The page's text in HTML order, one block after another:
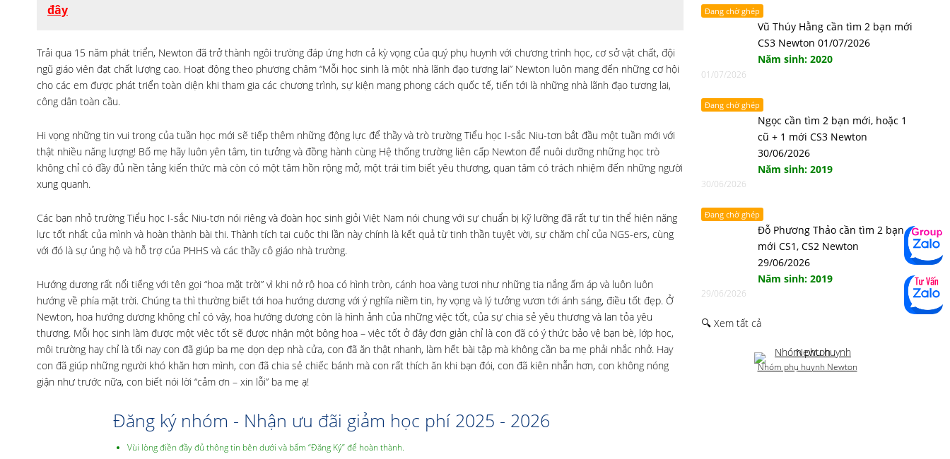
đây
Trải qua 15 năm phát triển, Newton đã trở thành ngôi trường đáp ứng hơn cả kỳ vọng của quý phụ huynh với chương trình học, cơ sở vật chất, đội
ngũ giáo viên đạt chất lượng cao. Hoạt động theo phương châm “Mỗi học sinh là một nhà lãnh đạo tương lai” Newton luôn mang đến những cơ hội
cho các em được phát triển toàn diện khi tham gia các chương trình, sự kiện mang phong cách quốc tế, tiến tới là những nhà lãnh đạo tương lai,
công dân toàn cầu.
Hi vọng những tin vui trong của tuần học mới sẽ tiếp thêm những động lực để thầy và trò trường Tiểu học I-sắc Niu-tơn bắt đầu một tuần mới với
thật nhiều năng lượng! Bố mẹ hãy luôn yên tâm, tin tưởng và đồng hành cùng Hệ thống trường liên cấp Newton để nuôi dưỡng những học trò
không chỉ có đầy đủ nền tảng kiến thức mà còn có một tâm hồn rộng mở, một trái tim biết yêu thương, quan tâm có trách nhiệm đến những người
xung quanh.
Các bạn nhỏ trường Tiểu học I-sắc Niu-tơn nói riêng và đoàn học sinh giỏi Việt Nam nói chung với sự chuẩn bị kỹ lưỡng đã rất tự tin thể hiện năng
lực tốt nhất của mình và hoàn thành bài thi. Thành tích tại cuộc thi lần này chính là kết quả từ tinh thần tuyệt vời, sự chăm chỉ của NGS-ers, cùng
với đó là sự ủng hộ và hỗ trợ của PHHS và các thầy cô giáo nhà trường.
Hướng dương rất nổi tiếng với tên gọi “hoa mặt trời” vì khi nở rộ hoa có hình tròn, cánh hoa vàng tươi như những tia nắng ấm áp và luôn luôn
hướng về phía mặt trời. Chúng ta thì thường biết tới hoa hướng dương với ý nghĩa niềm tin, hy vọng và lý tưởng vươn tới ánh sáng, điều tốt đẹp. Ở
Newton, hoa hướng dương không chỉ có vậy, hoa hướng dương còn là hình ảnh của những việc tốt, của sự chia sẻ yêu thương và lan tỏa yêu
thương. Mỗi học sinh làm được một việc tốt sẽ được nhận một bông hoa – việc tốt ở đây đơn giản chỉ là con đã có ý thức bảo vệ bạn bè, lớp học,
môi trường hay chỉ là tối nay con đã giúp ba mẹ dọn dẹp nhà cửa, con đã ăn thật nhanh, làm hết bài tập mà không cần ba mẹ phải nhắc nhở. Hay
con đã giúp những người khó khăn hơn mình, con đã chia sẻ chiếc bánh mà con rất thích ăn khi bạn đói, con đã kiên nhẫn hơn, con không nóng
giận như trước nữa, con biết nói lời “cảm ơn – xin lỗi” ba mẹ ạ!
Đăng ký nhóm - Nhận ưu đãi giảm học phí 2025 - 2026
Vùi lòng điền đầy đủ thông tin bên dưới và bấm “Đăng Ký” để hoàn thành.
Đang chờ ghép
Vũ Thúy Hằng cần tìm 2 bạn mới
CS3 Newton 01/07/2026
Năm sinh: 2020
01/07/2026
Đang chờ ghép
Ngọc cần tìm 2 bạn mới, hoặc 1
cũ + 1 mới CS3 Newton
30/06/2026
Năm sinh: 2019
30/06/2026
Đang chờ ghép
Đỗ Phương Thảo cần tìm 2 bạn
mới CS1, CS2 Newton
29/06/2026
Năm sinh: 2019
29/06/2026
🔍 Xem tất cả
Nhóm phụ huynh Newton